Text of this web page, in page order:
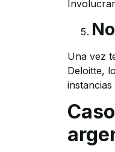
Una vez
Deloitte,
instancias